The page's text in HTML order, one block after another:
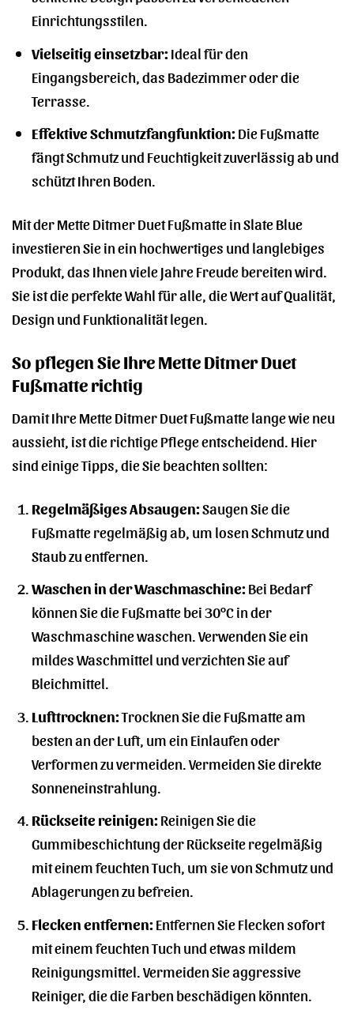
Einrichtungsstilen.
Vielseitig einsetzbar:Ideal für den
Eingangsbereich, das Badezimmer oder die
Terrasse.
Effektive Schmutzfangfunktion:Die Fußmatte
fängt Schmutz und Feuchtigkeit zuverlässig ab und
schützt Ihren Boden.
Mit der Mette Ditmer Duet Fußmatte in Slate Blue
investieren Sie in ein hochwertiges und langlebiges
Produkt, das Ihnen viele Jahre Freude bereiten wird.
Sie ist die perfekte Wahl für alle, die Wert auf Qualität,
Design und Funktionalität legen.
So pflegen Sie Ihre Mette Ditmer Duet
Fußmatte richtig
Damit Ihre Mette Ditmer Duet Fußmatte lange wie neu
aussieht, ist die richtige Pflege entscheidend. Hier
sind einige Tipps, die Sie beachten sollten:
Regelmäßiges Absaugen:Saugen Sie die
Fußmatte regelmäßig ab, um losen Schmutz und
Staub zu entfernen.
Waschen in der Waschmaschine:Bei Bedarf
können Sie die Fußmatte bei 30°C in der
Waschmaschine waschen. Verwenden Sie ein
mildes Waschmittel und verzichten Sie auf
Bleichmittel.
Lufttrocknen:Trocknen Sie die Fußmatte am
besten an der Luft, um ein Einlaufen oder
Verformen zu vermeiden. Vermeiden Sie direkte
Sonneneinstrahlung.
Rückseite reinigen:Reinigen Sie die
Gummibeschichtung der Rückseite regelmäßig
mit einem feuchten Tuch, um sie von Schmutz und
Ablagerungen zu befreien.
Flecken entfernen:Entfernen Sie Flecken sofort
mit einem feuchten Tuch und etwas mildem
Reinigungsmittel. Vermeiden Sie aggressive
Reiniger, die die Farben beschädigen könnten.